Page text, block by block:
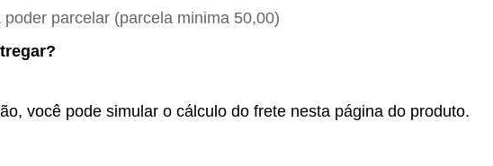
parcelar (parcela minima 50,00)
você pode simular o cálculo do frete nesta página do produto.